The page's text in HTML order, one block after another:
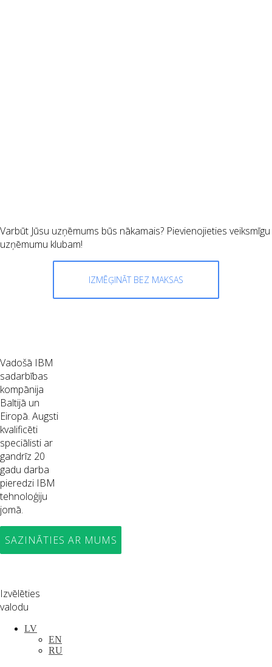
Varbūt Jūsu uzņēmums būs nākamais? Pievienojieties veiksmīgu
uzņēmumu klubam!
IZMĒĢINĀT BEZ MAKSAS
Vadošā IBM
sadarbības
kompānija
Baltijā un
Eiropā. Augsti
kvalificēti
speciālisti ar
gandrīz 20
gadu darba
pieredzi IBM
tehnoloģiju
jomā.
SAZINĀTIES AR MUMS
Izvēlēties
valodu
LV
EN
RU